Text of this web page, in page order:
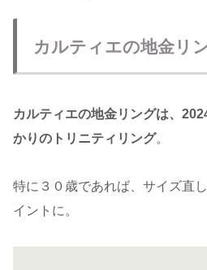
カルティエの地金リ
カルティエの地金リングは、
かりのトリニティリング。
特に３０歳であれば、サイズ直
イントに。